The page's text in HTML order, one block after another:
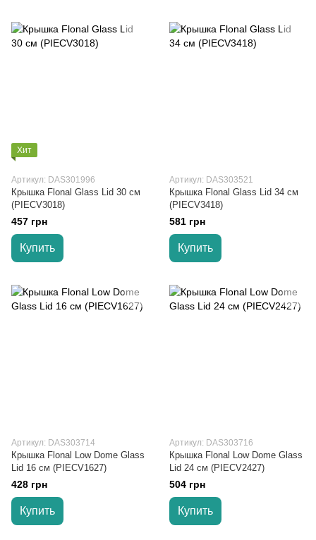
Хит
Артикул: DAS301996
Крышка Flonal Glass Lid 30 см
(PIECV3018)
457 грн
Купить
Артикул: DAS303521
Крышка Flonal Glass Lid 34 см
(PIECV3418)
581 грн
Купить
Артикул: DAS303714
Крышка Flonal Low Dome Glass
Lid 16 см (PIECV1627)
428 грн
Купить
Артикул: DAS303716
Крышка Flonal Low Dome Glass
Lid 24 см (PIECV2427)
504 грн
Купить